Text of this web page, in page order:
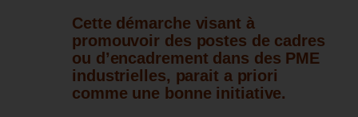
Cette démarche visant à
promouvoir des postes de cadres
ou d’encadrement dans des PME
industrielles, parait a priori
comme une bonne initiative.